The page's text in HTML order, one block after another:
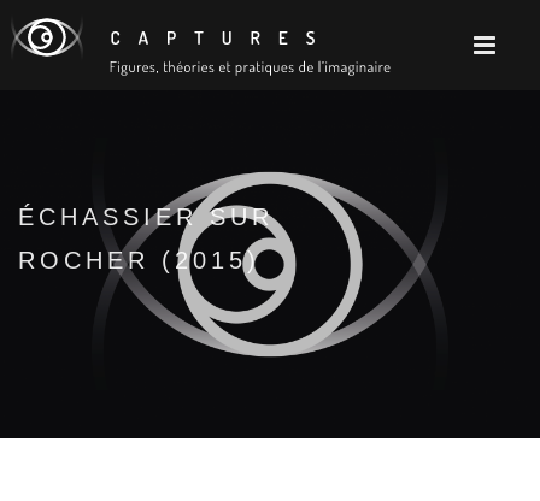
ÉCHASSIER SUR
ROCHER (2015)